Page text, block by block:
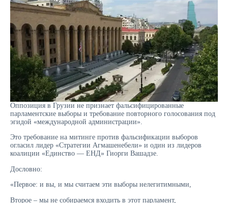
Оппозиция в Грузии не признает фальсифицированные
парламентские выборы и требование повторного голосования под
эгидой «международной администрации».
Это требование на митинге против фальсификации выборов
огласил лидер «Стратегии Агмашенебели» и один из лидеров
коалиции «Единство — ЕНД» Гиорги Вашадзе.
Дословно:
«Первое: и вы, и мы считаем эти выборы нелегитимными,
Второе – мы не собираемся входить в этот парламент,